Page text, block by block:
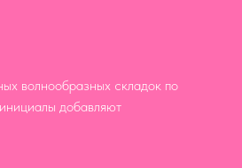
волнообразных складок по
добавляют